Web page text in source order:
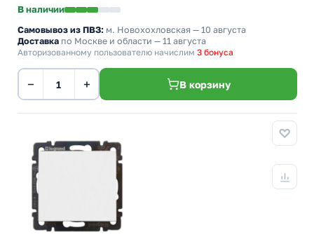
В наличии
Самовывоз из ПВЗ: м. Новохохловская — 10 августа
Доставка по Москве и области — 11 августа
Авторизованному пользователю начислим 3 бонуса
− + В корзину